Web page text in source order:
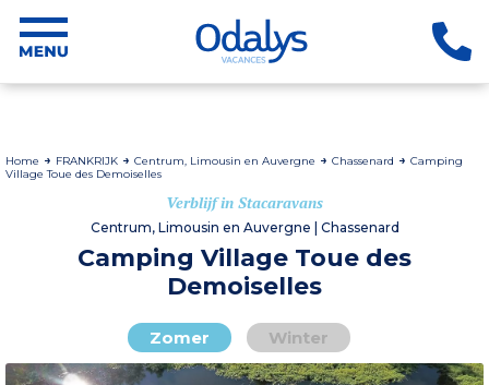
Home FRANKRIJK Centrum, Limousin en Auvergne Chassenard
Camping
Village Toue des Demoiselles
Verblijf in Stacaravans
Centrum, Limousin en Auvergne | Chassenard
Camping Village Toue des
Demoiselles
Zomer Winter